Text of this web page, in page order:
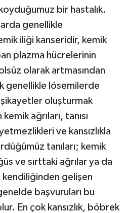
bir hastalık.
genellikle
iliği kanseridir, kemik
plazma hücrelerinin
olarak artmasından
genellikle lösemilerde
şikayetler oluşturmak
ağrıları, tanısı
ve kansızlıkla
tanıları; kemik
ve sırttaki ağrılar ya da
gelişen
başvuruları bu
En çok kansızlık, böbrek